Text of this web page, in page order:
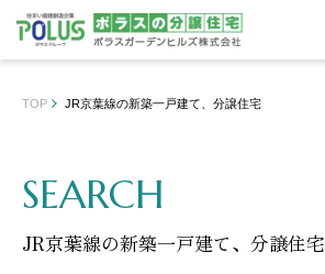
TOP JR京葉線の新築一戸建て、分譲住宅
JR京葉線の新築一戸建て、分譲住宅
SEARCH